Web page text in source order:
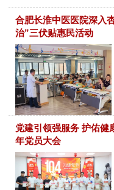
合肥长淮中医医院深入
治”三伏贴惠民活动
党建引领强服务 护佑健
年党员大会